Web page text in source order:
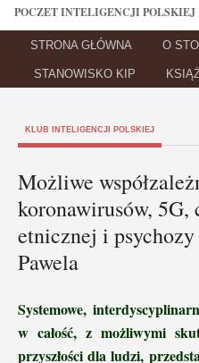
POCZET INTELIGENCJI POLSKIEJ
STRONA GŁÓWNA O
STANOWISKO KIP
KLUB INTELIGENCJI POLSKIEJ
Możliwe
koronawirusów,
etnicznej i
Pawela
Systemowe,
w całość, z możliwymi
przyszłości dla ludzi,